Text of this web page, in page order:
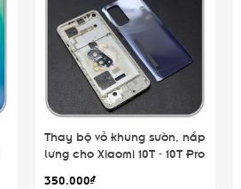
Thay bộ vỏ khung sườn, nắp
lưng cho Xiaomi 10T - 10T Pro
350.000₫